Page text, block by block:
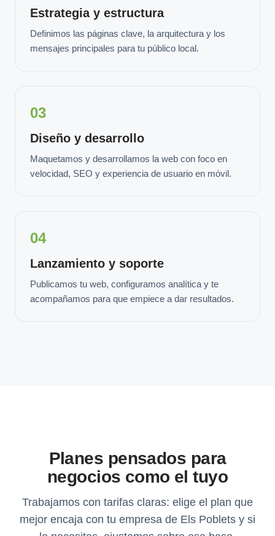
Estrategia y estructura
Definimos las páginas clave, la arquitectura y los
mensajes principales para tu público local.
03
Diseño y desarrollo
Maquetamos y desarrollamos la web con foco en
velocidad, SEO y experiencia de usuario en móvil.
04
Lanzamiento y soporte
Publicamos tu web, configuramos analítica y te
acompañamos para que empiece a dar resultados.
Planes pensados para
negocios como el tuyo
Trabajamos con tarifas claras: elige el plan que
mejor encaja con tu empresa de Els Poblets y si